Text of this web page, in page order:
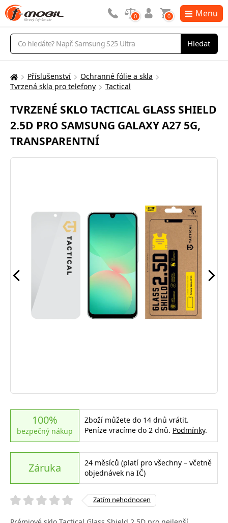
Vyhledávání
Hledat
0 0 Menu
Zde
nacházíte:
Příslušenství
Ochranné fólie a skla
Tvrzená skla pro telefony
Tactical
TVRZENÉ SKLO TACTICAL GLASS SHIELD
2.5D PRO SAMSUNG GALAXY A27 5G,
TRANSPARENTNÍ
100%
bezpečný nákup
Zboží můžete do 14 dnů vrátit.
Peníze vracíme do 2 dnů. Podmínky.
Záruka
24 měsíců (platí pro všechny – včetně
objednávek na IČ)
Zatím nehodnocen